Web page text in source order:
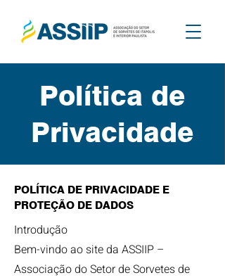
Política de
Privacidade
POLÍTICA DE PRIVACIDADE E
PROTEÇÃO DE DADOS
Introdução
Bem-vindo ao site da ASSIIP –
Associação do Setor de Sorvetes de